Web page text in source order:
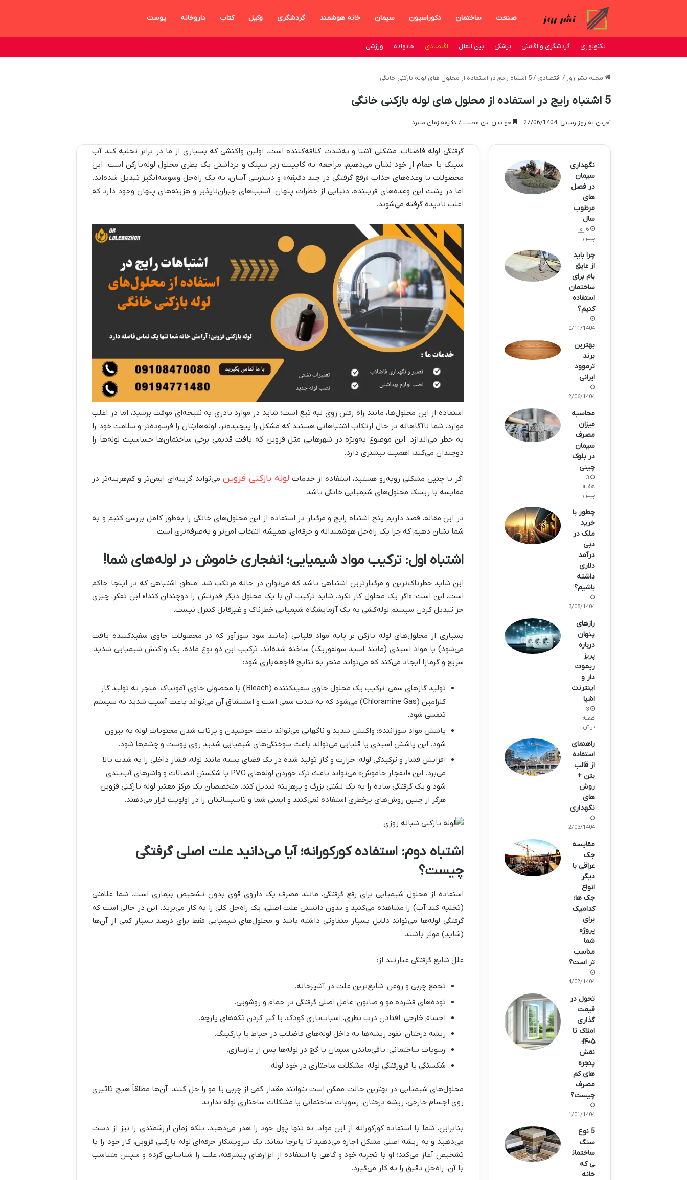
صنعت ساختمان دکوراسیون سیمان خانه هوشمند گردشگری وکیل کتاب داروخانه پوست
تکنولوژی گردشگری و اقامتی پزشکی بین الملل اقتصادی خانواده ورزشی
مجله نشر روز / اقتصادی / 5 اشتباه رایج در استفاده از محلول های لوله بازکنی خانگی
5 اشتباه رایج در استفاده از محلول های لوله بازکنی خانگی
آخرین به روز رسانی: 27/06/1404 خواندن این مطلب 7 دقیقه زمان میبرد
گرفتگی لوله فاضلاب، مشکلی آشنا و به‌شدت کلافه‌کننده است. اولین واکنشی که بسیاری از ما در برابر تخلیه کند آب
سینک یا حمام از خود نشان می‌دهیم، مراجعه به کابینت زیر سینک و برداشتن یک بطری محلول لوله‌بازکن است. این
محصولات با وعده‌های جذاب «رفع گرفتگی در چند دقیقه» و دسترسی آسان، به یک راه‌حل وسوسه‌انگیز تبدیل شده‌اند.
اما در پشت این وعده‌های فریبنده، دنیایی از خطرات پنهان، آسیب‌های جبران‌ناپذیر و هزینه‌های پنهان وجود دارد که
اغلب نادیده گرفته می‌شوند.
استفاده از این محلول‌ها، مانند راه رفتن روی لبه تیغ است؛ شاید در موارد نادری به نتیجه‌ای موقت برسید، اما در اغلب
موارد، شما ناآگاهانه در حال ارتکاب اشتباهاتی هستید که مشکل را پیچیده‌تر، لوله‌هایتان را فرسوده‌تر و سلامت خود را
به خطر می‌اندازد. این موضوع به‌ویژه در شهرهایی مثل قزوین که بافت قدیمی برخی ساختمان‌ها حساسیت لوله‌ها را
دوچندان می‌کند، اهمیت بیشتری دارد.
اگر با چنین مشکلی روبه‌رو هستید، استفاده از خدمات لوله بازکنی قزوین می‌تواند گزینه‌ای ایمن‌تر و کم‌هزینه‌تر در
مقایسه با ریسک محلول‌های شیمیایی خانگی باشد.
در این مقاله، قصد داریم پنج اشتباه رایج و مرگبار در استفاده از این محلول‌های خانگی را به‌طور کامل بررسی کنیم و به
شما نشان دهیم که چرا یک راه‌حل هوشمندانه و حرفه‌ای، همیشه انتخاب امن‌تر و به‌صرفه‌تری است.
اشتباه اول: ترکیب مواد شیمیایی؛ انفجاری خاموش در لوله‌های شما!
این شاید خطرناک‌ترین و مرگبارترین اشتباهی باشد که می‌توان در خانه مرتکب شد. منطق اشتباهی که در اینجا حاکم
است، این است: «اگر یک محلول کار نکرد، شاید ترکیب آن با یک محلول دیگر قدرتش را دوچندان کند!» این تفکر، چیزی
جز تبدیل کردن سیستم لوله‌کشی به یک آزمایشگاه شیمیایی خطرناک و غیرقابل کنترل نیست.
بسیاری از محلول‌های لوله بازکن بر پایه مواد قلیایی (مانند سود سوزآور که در محصولات حاوی سفیدکننده یافت
می‌شود) یا مواد اسیدی (مانند اسید سولفوریک) ساخته شده‌اند. ترکیب این دو نوع ماده، یک واکنش شیمیایی شدید،
سریع و گرمازا ایجاد می‌کند که می‌تواند منجر به نتایج فاجعه‌باری شود:
تولید گازهای سمی: ترکیب یک محلول حاوی سفیدکننده (Bleach) با محصولی حاوی آمونیاک، منجر به تولید گاز
کلرامین (Chloramine Gas) می‌شود که به شدت سمی است و استنشاق آن می‌تواند باعث آسیب شدید به سیستم
تنفسی شود.
پاشش مواد سوزاننده: واکنش شدید و ناگهانی می‌تواند باعث جوشیدن و پرتاب شدن محتویات لوله به بیرون
شود. این پاشش اسیدی یا قلیایی می‌تواند باعث سوختگی‌های شیمیایی شدید روی پوست و چشم‌ها شود.
افزایش فشار و ترکیدگی لوله: حرارت و گاز تولید شده در یک فضای بسته مانند لوله، فشار داخلی را به شدت بالا
می‌برد. این «انفجار خاموش» می‌تواند باعث ترک خوردن لوله‌های PVC یا شکستن اتصالات و واشرهای آب‌بندی
شود و یک گرفتگی ساده را به یک نشتی بزرگ و پرهزینه تبدیل کند. متخصصان یک مرکز معتبر لوله بازکنی قزوین
هرگز از چنین روش‌های پرخطری استفاده نمی‌کنند و ایمنی شما و تاسیساتتان را در اولویت قرار می‌دهند.
اشتباه دوم: استفاده کورکورانه؛ آیا می‌دانید علت اصلی گرفتگی
چیست؟
استفاده از محلول شیمیایی برای رفع گرفتگی، مانند مصرف یک داروی قوی بدون تشخیص بیماری است. شما علامتی
(تخلیه کند آب) را مشاهده می‌کنید و بدون دانستن علت اصلی، یک راه‌حل کلی را به کار می‌برید. این در حالی است که
گرفتگی لوله‌ها می‌تواند دلایل بسیار متفاوتی داشته باشد و محلول‌های شیمیایی فقط برای درصد بسیار کمی از آن‌ها
(شاید) موثر باشند.
علل شایع گرفتگی عبارتند از:
تجمع چربی و روغن: شایع‌ترین علت در آشپزخانه.
توده‌های فشرده مو و صابون: عامل اصلی گرفتگی در حمام و روشویی.
اجسام خارجی: افتادن درب بطری، اسباب‌بازی کودک، یا گیر کردن تکه‌های پارچه.
ریشه درختان: نفوذ ریشه‌ها به داخل لوله‌های فاضلاب در حیاط یا پارکینگ.
رسوبات ساختمانی: باقی‌ماندن سیمان یا گچ در لوله‌ها پس از بازسازی.
شکستگی یا فرورفتگی لوله: مشکلات ساختاری در خود لوله.
محلول‌های شیمیایی در بهترین حالت ممکن است بتوانند مقدار کمی از چربی یا مو را حل کنند. آن‌ها مطلقاً هیچ تاثیری
روی اجسام خارجی، ریشه درختان، رسوبات ساختمانی یا مشکلات ساختاری لوله ندارند.
بنابراین، شما با استفاده کورکورانه از این مواد، نه تنها پول خود را هدر می‌دهید، بلکه زمان ارزشمندی را نیز از دست
می‌دهید و به ریشه اصلی مشکل اجازه می‌دهید تا پابرجا بماند. یک سرویسکار حرفه‌ای لوله بازکنی قزوین، کار خود را با
تشخیص آغاز می‌کند؛ او با تجربه خود و گاهی با استفاده از ابزارهای پیشرفته، علت را شناسایی کرده و سپس متناسب
با آن، راه‌حل دقیق را به کار می‌گیرد.
نگهداری
سیمان
در فصل
های
مرطوب
سال
6 روز
پیش
چرا باید
از عایق
بام برای
ساختمان
استفاده
کنیم؟
10/11/1404
بهترین
برند
ترموود
ایرانی
22/06/1404
محاسبه
میزان
مصرف
سیمان
در بلوک
چینی
3
هفته
پیش
چطور با
خرید
ملک در
دبی
درآمد
دلاری
داشته
باشیم؟
23/05/1404
رازهای
پنهان
درباره
پریز
ریموت
دار و
اینترنت
اشیا
3
هفته
پیش
راهنمای
استفاده
از قالب
بتن +
روش
های
نگهداری
12/03/1404
مقایسه
جک
عراقی با
دیگر
انواع
جک ها:
کدامیک
برای
پروژه
شما
مناسب
تر است؟
24/02/1404
تحول در
قیمت
گذاری
املاک تا
۱۴۰۵؛
نقش
پنجره
های کم
مصرف
چیست؟
21/01/1404
5 نوع
سنگ
ساختمان
ی که
خانه